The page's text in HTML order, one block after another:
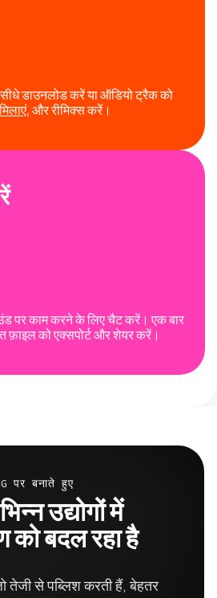
डाउनलोड करें या ऑडियो ट्रैक को
मिलाएं, और रीमिक्स करें।
पर काम करने के लिए चैट करें। एक बार
फ़ाइल को एक्सपोर्ट और शेयर करें।
पर बनाते हुए
उद्योगों में
को बदल रहा है
तेजी से पब्लिश करती हैं, बेहतर